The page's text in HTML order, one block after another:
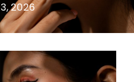
2026